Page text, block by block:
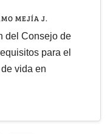
MEJÍA J.
del Consejo de
para el
vida en